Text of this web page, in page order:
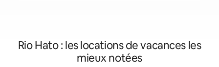
Rio Hato : les locations de vacances les
mieux notées